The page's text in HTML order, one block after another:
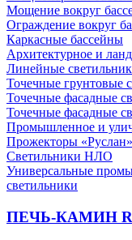
Мощение вокруг
Ограждение вокруг
Каркасные бассейны
Архитектурное и
Линейные
Точечные грунтовые
Точечные фасадные
Точечные фасадные
Промышленное и
Прожекторы «Руслан»
Светильники НЛО
Универсальные
светильники
ПЕЧЬ-КАМИН